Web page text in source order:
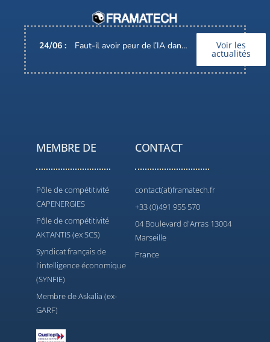
24/06 : Faut-il avoir peur de l’IA dans nos métiers ? Voir les
actualités
MEMBRE DE
Pôle de compétitivité
CAPENERGIES
Pôle de compétitivité
AKTANTIS (ex SCS)
Syndicat français de
l'intelligence économique
(SYNFIE)
Membre de Askalia (ex-
GARF)
CONTACT
contact(at)framatech.fr
+33 (0)491 955 570
04 Boulevard d'Arras 13004
Marseille
France